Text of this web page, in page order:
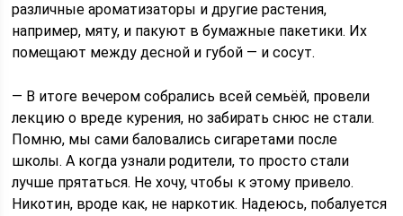
различные ароматизаторы и другие растения,
например, мяту, и пакуют в бумажные пакетики. Их
помещают между десной и губой — и сосут.
— В итоге вечером собрались всей семьёй, провели
лекцию о вреде курения, но забирать снюс не стали.
Помню, мы сами баловались сигаретами после
школы. А когда узнали родители, то просто стали
лучше прятаться. Не хочу, чтобы к этому привело.
Никотин, вроде как, не наркотик. Надеюсь, побалуется